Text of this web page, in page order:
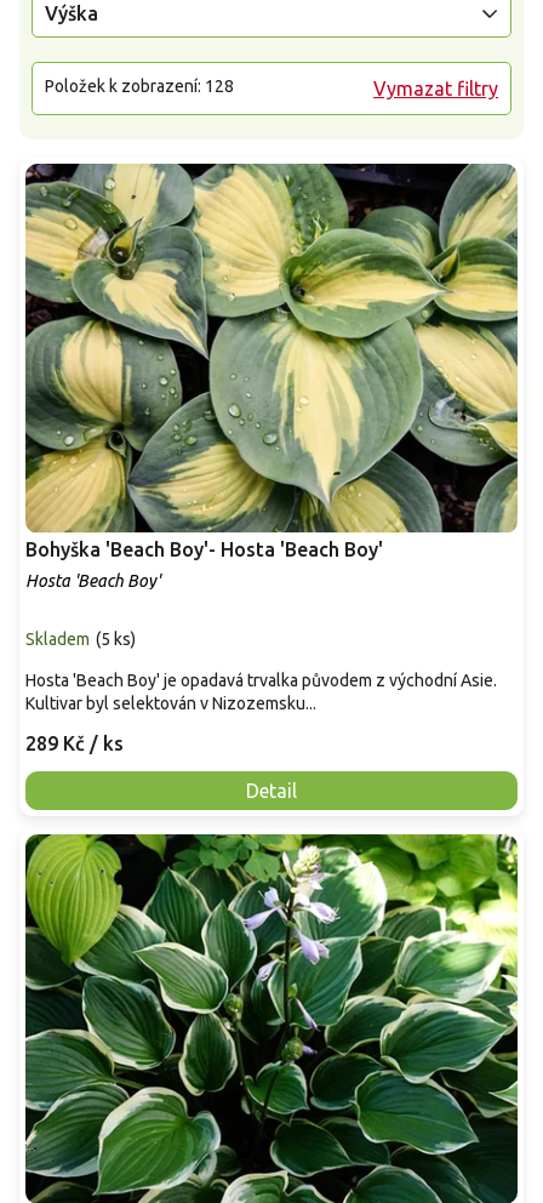
Výška
Vymazat filtry
Položek k zobrazení: 128
Bohyška 'Beach Boy'- Hosta 'Beach Boy'
Hosta 'Beach Boy'
Skladem (5 ks)
289 Kč / ks
Detail
Hosta 'Beach Boy' je opadavá trvalka původem z východní Asie.
Kultivar byl selektován v Nizozemsku...